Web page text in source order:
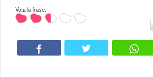
Vota la frase: